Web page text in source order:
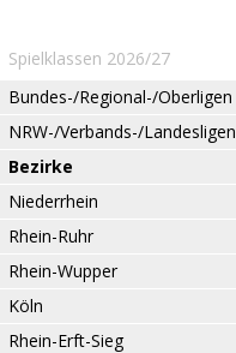
Spielklassen 2026/27
Bundes-/Regional-/Oberligen
NRW-/Verbands-/Landesligen
Bezirke
Niederrhein
Rhein-Ruhr
Rhein-Wupper
Köln
Rhein-Erft-Sieg